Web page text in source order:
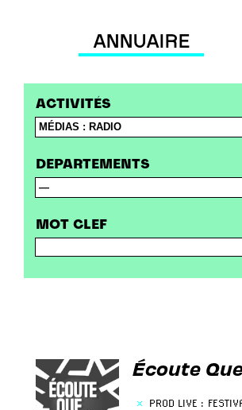
ANNUAIRE
ACTIVITÉS
DEPARTEMENTS
MOT CLEF
Écoute
× PROD LIVE :